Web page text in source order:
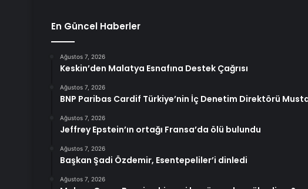
En Güncel Haberler
Ağustos 7, 2026
Keskin’den Malatya Esnafına Destek Çağrısı
Ağustos 7, 2026
BNP Paribas Cardif Türkiye’nin İç Denetim Direktörü
Ağustos 7, 2026
Jeffrey Epstein’ın ortağı Fransa’da ölü bulundu
Ağustos 7, 2026
Başkan Şadi Özdemir, Esentepeliler’i dinledi
Ağustos 7, 2026